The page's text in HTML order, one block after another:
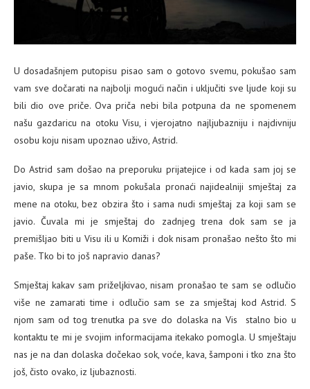
U dosadašnjem putopisu pisao sam o gotovo svemu, pokušao sam
vam sve dočarati na najbolji mogući način i uključiti sve ljude koji su
bili dio ove priče. Ova priča nebi bila potpuna da ne spomenem
našu gazdaricu na otoku Visu, i vjerojatno najljubazniju i najdivniju
osobu koju nisam upoznao uživo, Astrid.
Do Astrid sam došao na preporuku prijatejice i od kada sam joj se
javio, skupa je sa mnom pokušala pronaći najidealniji smještaj za
mene na otoku, bez obzira što i sama nudi smještaj za koji sam se
javio. Čuvala mi je smještaj do zadnjeg trena dok sam se ja
premišljao biti u Visu ili u Komiži i dok nisam pronašao nešto što mi
paše. Tko bi to još napravio danas?
Smještaj kakav sam priželjkivao, nisam pronašao te sam se odlučio
više ne zamarati time i odlučio sam se za smještaj kod Astrid. S
njom sam od tog trenutka pa sve do dolaska na Vis stalno bio u
kontaktu te mi je svojim informacijama itekako pomogla. U smještaju
nas je na dan dolaska dočekao sok, voće, kava, šamponi i tko zna što
još, čisto ovako, iz ljubaznosti.